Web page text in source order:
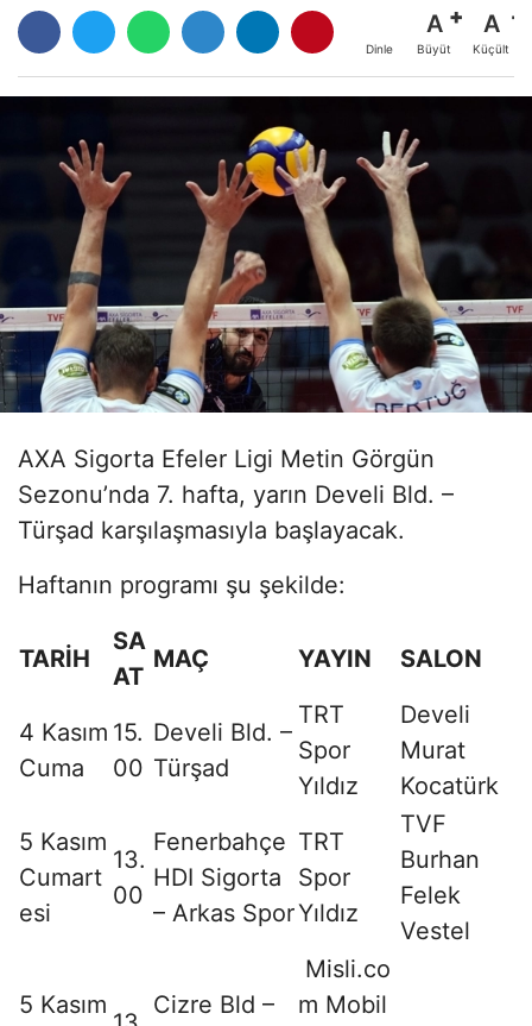
Dinle
A
Büyüt
A
Küçült
AXA Sigorta Efeler Ligi Metin Görgün
Sezonu’nda 7. hafta, yarın Develi Bld. –
Türşad karşılaşmasıyla başlayacak.
Haftanın programı şu şekilde:
TARİH
SA
AT
MAÇ YAYIN SALON
4 Kasım
Cuma
15.
00
Develi Bld. –
Türşad
TRT
Spor
Yıldız
Develi
Murat
Kocatürk
5 Kasım
Cumart
esi
13.
00
Fenerbahçe
HDI Sigorta
– Arkas Spor
TRT
Spor
Yıldız
TVF
Burhan
Felek
Vestel
5 Kasım
Cizre Bld –
Misli.co
m Mobil